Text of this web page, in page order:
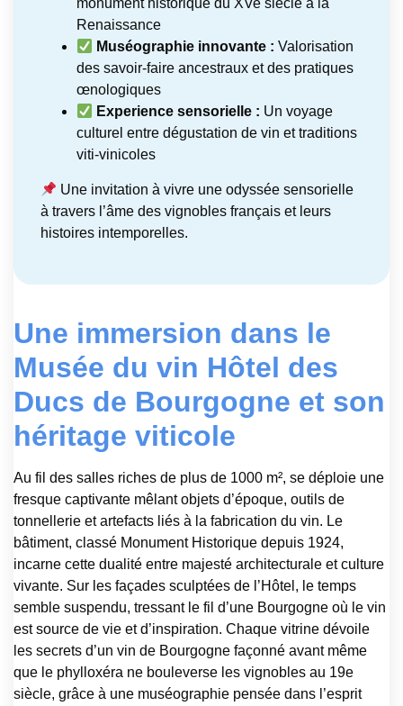
monument historique du XVe siècle à la
Renaissance
Muséographie innovante : Valorisation
des savoir-faire ancestraux et des pratiques
œnologiques
Experience sensorielle : Un voyage
culturel entre dégustation de vin et traditions
viti-vinicoles
Une invitation à vivre une odyssée sensorielle
à travers l’âme des vignobles français et leurs
histoires intemporelles.
Une immersion dans le
Musée du vin Hôtel des
Ducs de Bourgogne et son
héritage viticole
Au fil des salles riches de plus de 1000 m², se déploie une
fresque captivante mêlant objets d’époque, outils de
tonnellerie et artefacts liés à la fabrication du vin. Le
bâtiment, classé Monument Historique depuis 1924,
incarne cette dualité entre majesté architecturale et culture
vivante. Sur les façades sculptées de l’Hôtel, le temps
semble suspendu, tressant le fil d’une Bourgogne où le vin
est source de vie et d’inspiration. Chaque vitrine dévoile
les secrets d’un vin de Bourgogne façonné avant même
que le phylloxéra ne bouleverse les vignobles au 19e
siècle, grâce à une muséographie pensée dans l’esprit